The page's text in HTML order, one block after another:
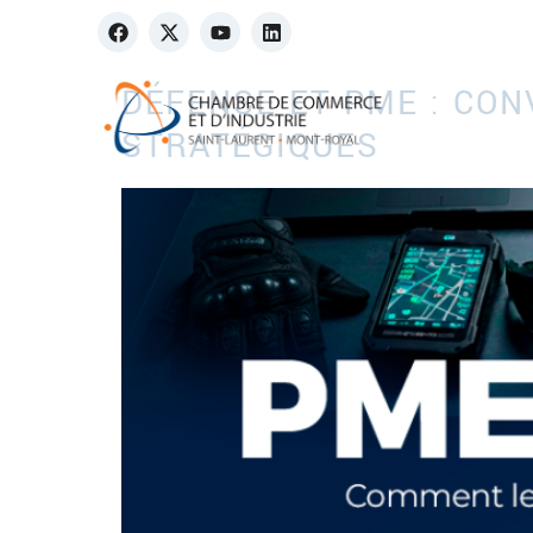
DÉFENSE ET PME :
STRATÉGIQUES